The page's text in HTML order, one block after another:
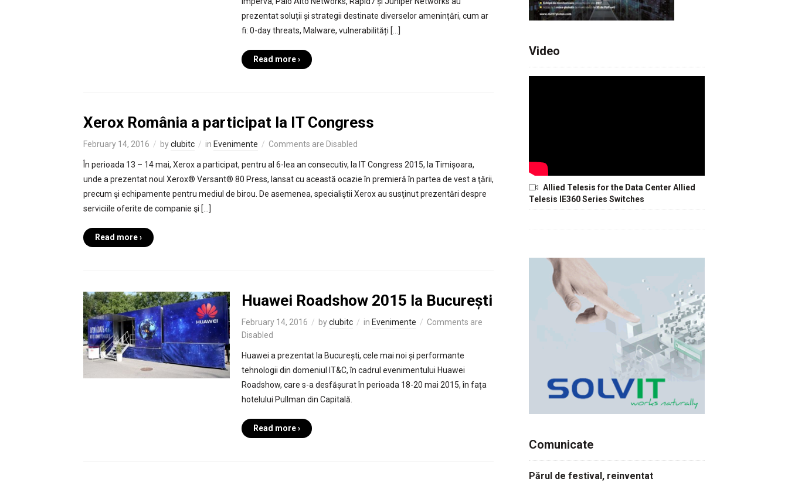
prezentat soluții și strategii destinate diverselor amenințări, cum ar
fi: 0-day threats, Malware, vulnerabilități […]
Read more ›
Xerox România a participat la IT Congress
February 14, 2016 byclubitc in Evenimente Comments are Disabled
În perioada 13 – 14 mai, Xerox a participat, pentru al 6-lea an consecutiv, la IT Congress 2015, la Timișoara,
unde a prezentat noul Xerox® Versant® 80 Press, lansat cu această ocazie în premieră în partea de vest a ţării,
precum şi echipamente pentru mediul de birou. De asemenea, specialiştii Xerox au susţinut prezentări despre
serviciile oferite de companie şi […]
Read more ›
Huawei Roadshow 2015 la București
February 14, 2016 byclubitc in Evenimente
Comments are
Disabled
Huawei a prezentat la București, cele mai noi și performante
tehnologii din domeniul IT&C, în cadrul evenimentului Huawei
Roadshow, care s-a desfășurat în perioada 18-20 mai 2015, în fața
hotelului Pullman din Capitală.
Read more ›
Video
Allied Telesis for the Data Center Allied
Telesis IE360 Series Switches
Comunicate
Părul de festival, reinventat